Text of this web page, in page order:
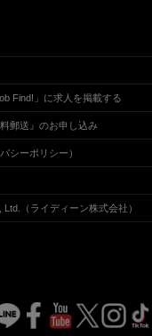
Find!」に求人を掲載する
郵送』のお申し込み
シーポリシー）
（ライディーン株式会社）